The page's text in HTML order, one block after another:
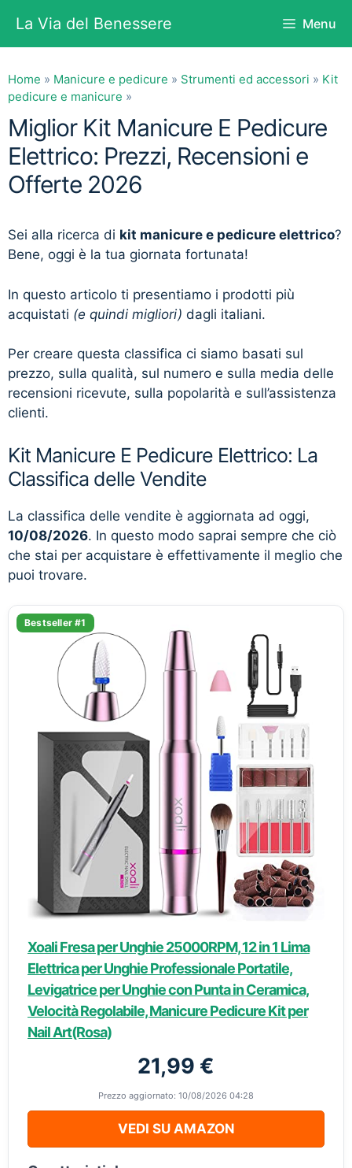
contenuto
La Via del Benessere Menu
Home » Manicure e pedicure » Strumenti ed accessori » Kit
pedicure e manicure »
Miglior Kit Manicure E Pedicure
Elettrico: Prezzi, Recensioni e
Offerte 2026
Sei alla ricerca di kit manicure e pedicure elettrico?
Bene, oggi è la tua giornata fortunata!
In questo articolo ti presentiamo i prodotti più
acquistati (e quindi migliori) dagli italiani.
Per creare questa classifica ci siamo basati sul
prezzo, sulla qualità, sul numero e sulla media delle
recensioni ricevute, sulla popolarità e sull’assistenza
clienti.
Kit Manicure E Pedicure Elettrico: La
Classifica delle Vendite
La classifica delle vendite è aggiornata ad oggi,
10/08/2026. In questo modo saprai sempre che ciò
che stai per acquistare è effettivamente il meglio che
puoi trovare.
Bestseller #1
Xoali Fresa per Unghie 25000RPM, 12 in 1 Lima
Elettrica per Unghie Professionale Portatile,
Levigatrice per Unghie con Punta in Ceramica,
Velocità Regolabile, Manicure Pedicure Kit per
Nail Art(Rosa)
21,99 €
Prezzo aggiornato: 10/08/2026 04:28
VEDI SU AMAZON